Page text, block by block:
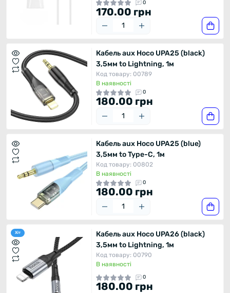
0
170.00 грн
Кабель aux Hoco UPA25 (black)
3,5мм to Lightning, 1м
Код товару: 00789
В наявності
0
180.00 грн
Кабель aux Hoco UPA25 (blue)
3,5мм to Type-C, 1м
Код товару: 00802
В наявності
0
180.00 грн
Хіт
Кабель aux Hoco UPA26 (black)
3,5мм to Lightning, 1м
Код товару: 00790
В наявності
0
180.00 грн